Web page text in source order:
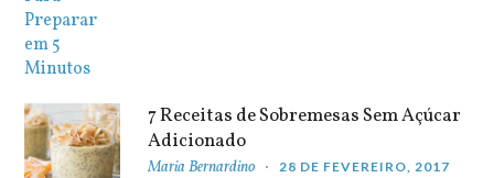
7 Receitas de Sobremesas Sem Açúcar
Adicionado
Maria Bernardino 28 DE FEVEREIRO, 2017